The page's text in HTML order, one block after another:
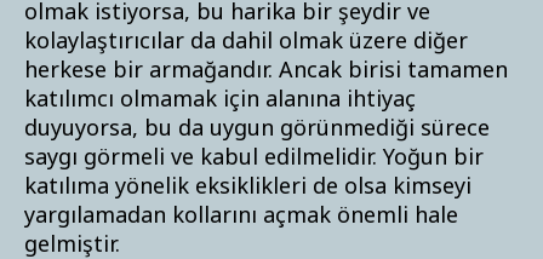
olmak istiyorsa, bu harika bir şeydir ve
kolaylaştırıcılar da dahil olmak üzere diğer
herkese bir armağandır. Ancak birisi tamamen
katılımcı olmamak için alanına ihtiyaç
duyuyorsa, bu da uygun görünmediği sürece
saygı görmeli ve kabul edilmelidir. Yoğun bir
katılıma yönelik eksiklikleri de olsa kimseyi
yargılamadan kollarını açmak önemli hale
gelmiştir.